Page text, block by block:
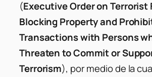
(Executive Order on Terrorist
Blocking Property and
Transactions with Persons
Threaten to Commit or
Terrorism), por medio de la